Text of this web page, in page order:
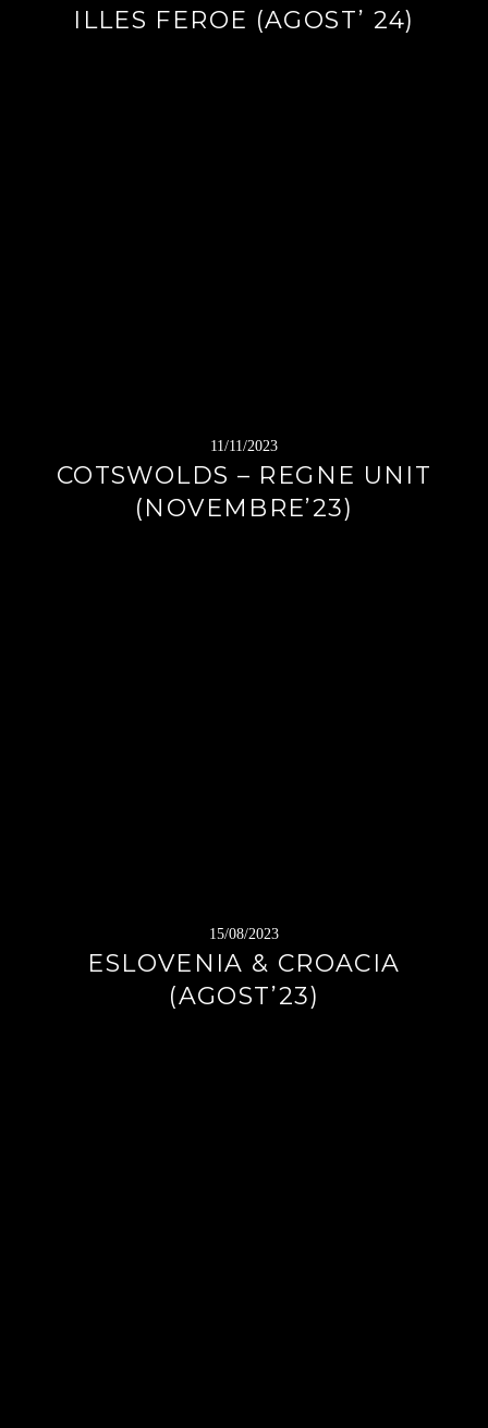
ILLES FEROE (AGOST’ 24)
11/11/2023
COTSWOLDS – REGNE UNIT
(NOVEMBRE’23)
15/08/2023
ESLOVENIA & CROACIA
(AGOST’23)